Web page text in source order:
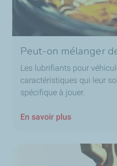
Peut-on mélanger
Les lubrifiants pour
caractéristiques qui leur
spécifique à jouer.
En savoir plus